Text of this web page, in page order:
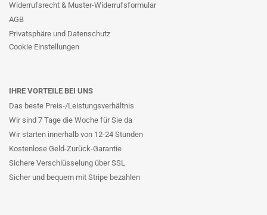
Widerrufsrecht & Muster-Widerrufsformular
AGB
Privatsphäre und Datenschutz
Cookie Einstellungen
IHRE VORTEILE BEI UNS
Das beste Preis-/Leistungsverhältnis
Wir sind 7 Tage die Woche für Sie da
Wir starten innerhalb von 12-24 Stunden
Kostenlose Geld-Zurück-Garantie
Sichere Verschlüsselung über SSL
Sicher und bequem mit Stripe bezahlen